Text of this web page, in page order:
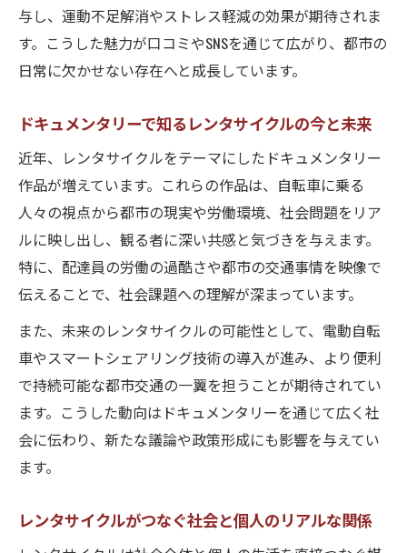
与し、運動不足解消やストレス軽減の効果が期待されま
す。こうした魅力が口コミやSNSを通じて広がり、都市の
日常に欠かせない存在へと成長しています。
ドキュメンタリーで知るレンタサイクルの今と未来
近年、レンタサイクルをテーマにしたドキュメンタリー
作品が増えています。これらの作品は、自転車に乗る
人々の視点から都市の現実や労働環境、社会問題をリア
ルに映し出し、観る者に深い共感と気づきを与えます。
特に、配達員の労働の過酷さや都市の交通事情を映像で
伝えることで、社会課題への理解が深まっています。
また、未来のレンタサイクルの可能性として、電動自転
車やスマートシェアリング技術の導入が進み、より便利
で持続可能な都市交通の一翼を担うことが期待されてい
ます。こうした動向はドキュメンタリーを通じて広く社
会に伝わり、新たな議論や政策形成にも影響を与えてい
ます。
レンタサイクルがつなぐ社会と個人のリアルな関係